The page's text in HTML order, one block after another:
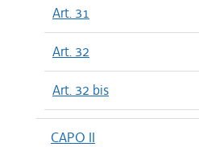
Art. 31
Art. 32
Art. 32 bis
CAPO II